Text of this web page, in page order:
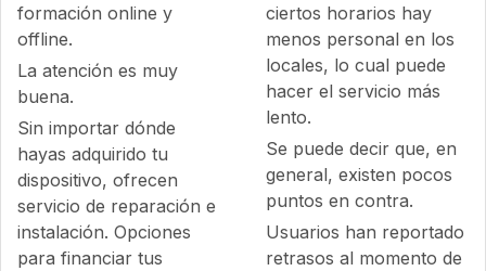
formación online y
offline.
La atención es muy
buena.
Sin importar dónde
hayas adquirido tu
dispositivo, ofrecen
servicio de reparación e
instalación. Opciones
para financiar tus
ciertos horarios hay
menos personal en los
locales, lo cual puede
hacer el servicio más
lento.
Se puede decir que, en
general, existen pocos
puntos en contra.
Usuarios han reportado
retrasos al momento de